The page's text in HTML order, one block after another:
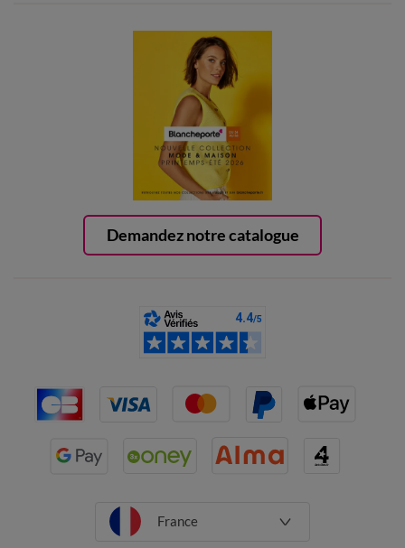
Demandez notre catalogue
France